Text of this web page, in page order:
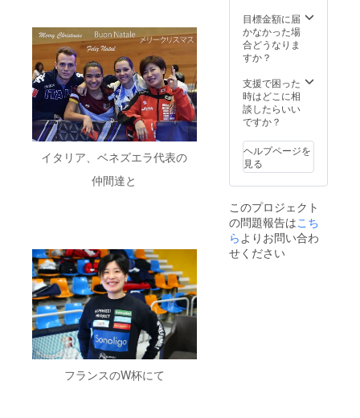
イタリア、ベネズエラ代表の
仲間達と
フランスのW杯にて
い。
目標金額に届
かなかった場
合どうなりま
すか？
支援で困った
時はどこに相
談したらいい
ですか？
ヘルプページを
見る
このプロジェクト
の問題報告はこち
ら よりお問い合わ
せください